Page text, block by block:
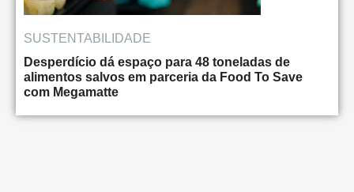
SUSTENTABILIDADE
Desperdício dá espaço para 48 toneladas de
alimentos salvos em parceria da Food To Save
com Megamatte